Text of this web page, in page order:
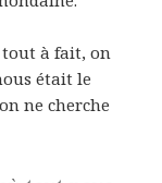
tout à fait, on
était le
ne cherche